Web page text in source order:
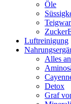
Öle
Luftreinigung
Alles
Detox
Graf